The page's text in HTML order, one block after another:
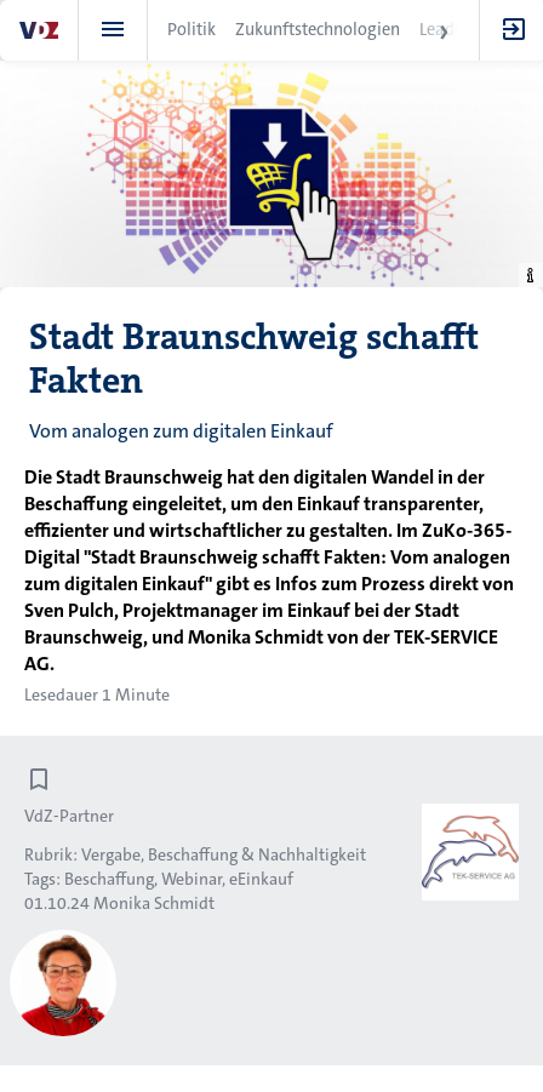
zum
Inhalt
Politik Zukunftstechnologien Leadership
Stadt Braunschweig schafft
Fakten
Vom analogen zum digitalen Einkauf
Die Stadt Braunschweig hat den digitalen Wandel in der
Beschaffung eingeleitet, um den Einkauf transparenter,
effizienter und wirtschaftlicher zu gestalten. Im ZuKo-365-
Digital "Stadt Braunschweig schafft Fakten: Vom analogen
zum digitalen Einkauf" gibt es Infos zum Prozess direkt von
Sven Pulch, Projektmanager im Einkauf bei der Stadt
Braunschweig, und Monika Schmidt von der TEK-SERVICE
AG.
Lesedauer 1 Minute
VdZ-Partner
Rubrik: Vergabe, Beschaffung & Nachhaltigkeit
Tags: Beschaffung Webinar eEinkauf
01.10.24Monika Schmidt